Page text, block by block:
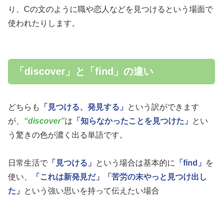
り、Cの文のように職や恋人などを見つけるという場面で
使われたりします。
「discover」と「find」の違い
どちらも 「見つける、発見する」
という訳ができます
が、 “discover”は 「知らなかったことを見つけた」
とい
う驚きの色が濃く出る単語です。
日常生活で 「見つける」 という場合は基本的に 「find」
を
使い、
「これは新発見だ」
「苦労の末やっと見つけ出し
た」
という強い思いを持って伝えたい場合